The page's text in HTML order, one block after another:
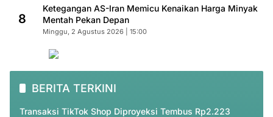
8
Ketegangan AS-Iran Memicu Kenaikan Harga Minyak
Mentah Pekan Depan
Minggu, 2 Agustus 2026 | 15:00
BERITA TERKINI
Transaksi TikTok Shop Diproyeksi Tembus Rp2.223